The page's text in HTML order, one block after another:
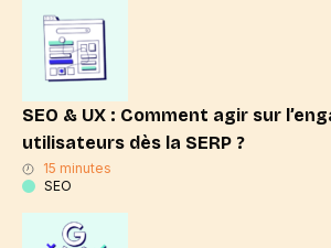
SEO & UX : Comment agir sur
utilisateurs dès la SERP ?
15 minutes
SEO